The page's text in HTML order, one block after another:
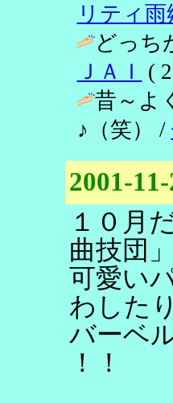
リティ
どっち
ＪＡＩ
(
昔～よ
♪（笑） /
2001-
１０月
曲技団
可愛い
わしたり
バーベ
！！